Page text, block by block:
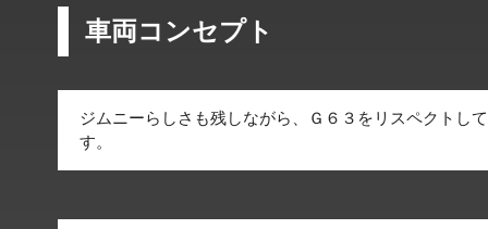
車両コンセプト
ジムニーらしさも残しながら、Ｇ６３をリスペクトし
す。